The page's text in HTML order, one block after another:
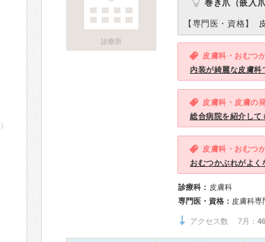
診療所
巻き爪（嵌入
【専門医・資格】
皮膚科・おむつ
内装が綺麗な皮膚科
皮膚科・皮膚の
総合病院を紹介して
皮膚科・おむつ
おむつかぶれがよく
診療科： 皮膚科
専門医・資格： 皮膚科専
アクセス数 7月：